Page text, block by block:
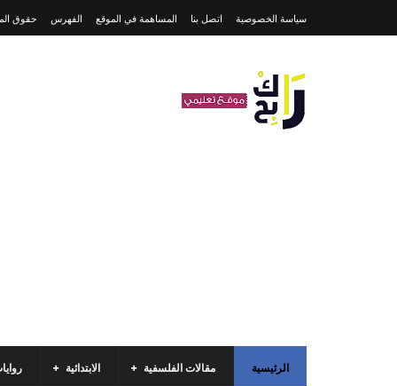
سياسة الخصوصية اتصل بنا المساهمة في الموقع الفهرس حقوق
الرئيسية مقالات الفلسفية الابتدائية